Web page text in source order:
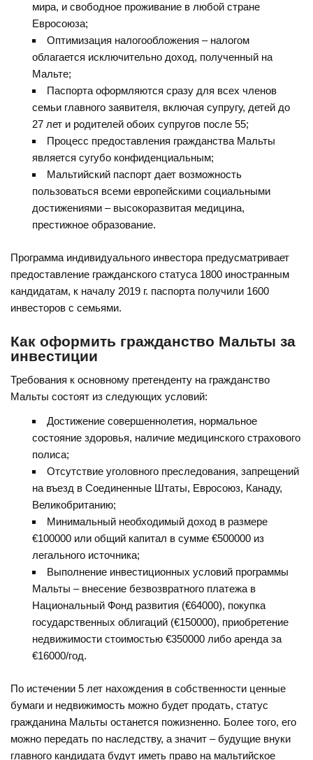
мира, и свободное проживание в любой стране
Евросоюза;
Оптимизация налогообложения – налогом
облагается исключительно доход, полученный на
Мальте;
Паспорта оформляются сразу для всех членов
семьи главного заявителя, включая супругу, детей до
27 лет и родителей обоих супругов после 55;
Процесс предоставления гражданства Мальты
является сугубо конфиденциальным;
Мальтийский паспорт дает возможность
пользоваться всеми европейскими социальными
достижениями – высокоразвитая медицина,
престижное образование.
Программа индивидуального инвестора предусматривает
предоставление гражданского статуса 1800 иностранным
кандидатам, к началу 2019 г. паспорта получили 1600
инвесторов с семьями.
Как оформить гражданство Мальты за
инвестиции
Требования к основному претенденту на гражданство
Мальты состоят из следующих условий:
Достижение совершеннолетия, нормальное
состояние здоровья, наличие медицинского страхового
полиса;
Отсутствие уголовного преследования, запрещений
на въезд в Соединенные Штаты, Евросоюз, Канаду,
Великобританию;
Минимальный необходимый доход в размере
€100000 или общий капитал в сумме €500000 из
легального источника;
Выполнение инвестиционных условий программы
Мальты – внесение безвозвратного платежа в
Национальный Фонд развития (€64000), покупка
государственных облигаций (€150000), приобретение
недвижимости стоимостью €350000 либо аренда за
€16000/год.
По истечении 5 лет нахождения в собственности ценные
бумаги и недвижимость можно будет продать, статус
гражданина Мальты останется пожизненно. Более того, его
можно передать по наследству, а значит – будущие внуки
главного кандидата будут иметь право на мальтийское